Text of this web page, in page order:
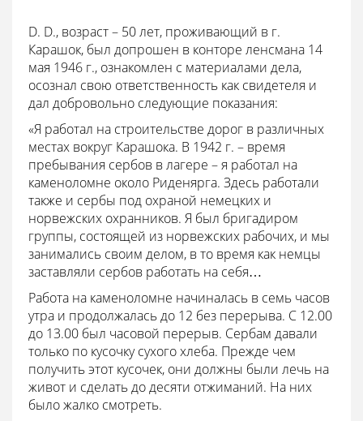
D. D., возраст – 50 лет, проживающий в г.
Карашок, был допрошен в конторе ленсмана 14
мая 1946 г., ознакомлен с материалами дела,
осознал свою ответственность как свидетеля и
дал добровольно следующие показания:
«Я работал на строительстве дорог в различных
местах вокруг Карашока. В 1942 г. – время
пребывания сербов в лагере – я работал на
каменоломне около Риденярга. Здесь работали
также и сербы под охраной немецких и
норвежских охранников. Я был бригадиром
группы, состоящей из норвежских рабочих, и мы
занимались своим делом, в то время как немцы
заставляли сербов работать на себя…
Работа на каменоломне начиналась в семь часов
утра и продолжалась до 12 без перерыва. С 12.00
до 13.00 был часовой перерыв. Сербам давали
только по кусочку сухого хлеба. Прежде чем
получить этот кусочек, они должны были лечь на
живот и сделать до десяти отжиманий. На них
было жалко смотреть.